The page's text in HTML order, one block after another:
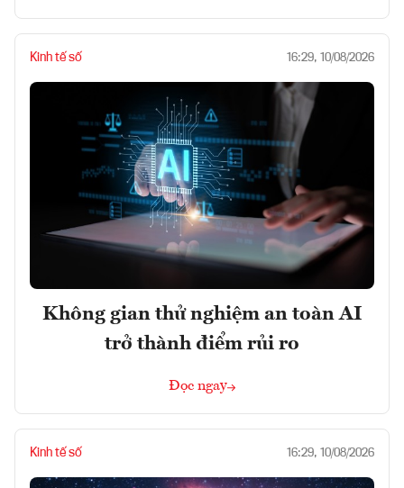
Kinh tế số 16:29, 10/08/2026
Không gian thử nghiệm an toàn AI
trở thành điểm rủi ro
Đọc ngay
Kinh tế số 16:29, 10/08/2026